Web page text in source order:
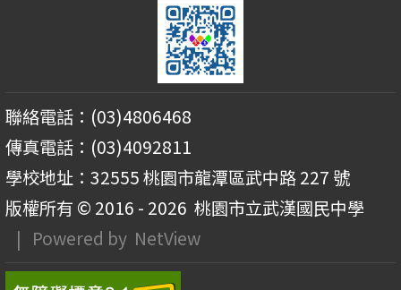
聯絡電話：(03)4806468
傳真電話：(03)4092811
學校地址：32555 桃園市龍潭區武中路 227 號
版權所有 © 2016 - 2026 桃園市立武漢國民中學
| Powered by NetView